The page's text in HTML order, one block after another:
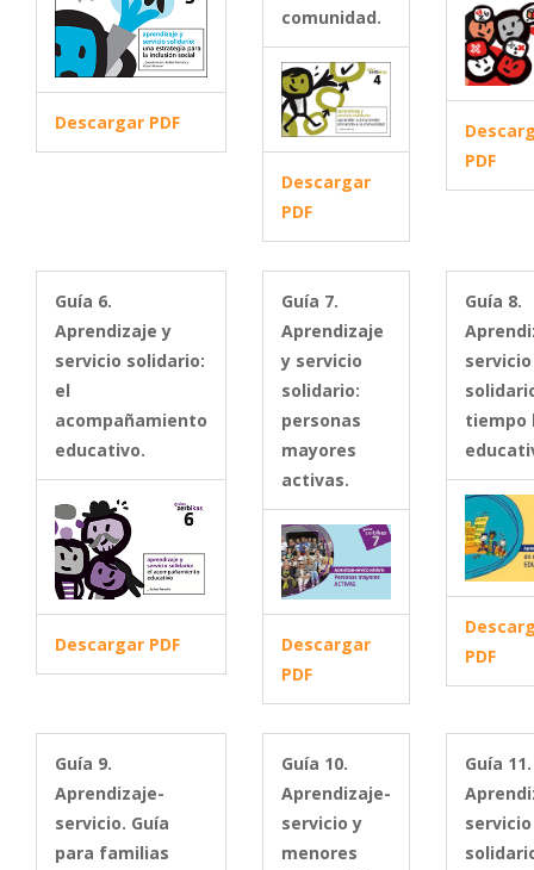
Descargar PDF
comunidad.
Descargar
PDF
PDF
Guía 6.
Aprendizaje y
servicio solidario:
el
acompañamiento
educativo.
Descargar PDF
Guía 7.
Aprendizaje
y servicio
solidario:
personas
mayores
activas.
Descargar
PDF
Guía 8.
servicio
tiempo
PDF
Guía 9.
Aprendizaje-
servicio. Guía
para familias
Guía 10.
Aprendizaje-
servicio y
menores
Guía 11.
servicio